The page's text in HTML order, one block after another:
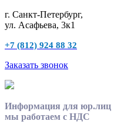
г. Санкт-Петербург,
ул. Асафьева, 3к1
+7 (812) 924 88 32
Заказать звонок
Информация для юр.лиц
мы работаем с НДС